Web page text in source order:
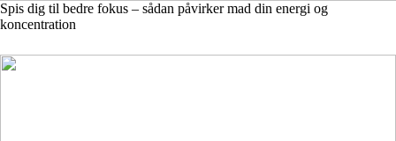
Spis dig til bedre fokus – sådan påvirker mad din energi og
koncentration